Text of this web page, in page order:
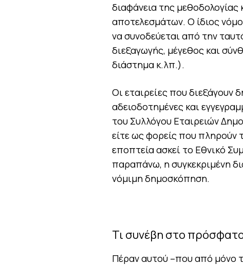
διαφάνεια της
αποτελεσμάτων. Ο ίδιος
να συνοδεύεται από την
διεξαγωγής, μέγεθος και
διάστημα κ.λπ.).
Οι εταιρείες που διεξάγουν
αδειοδοτημένες και
του Συλλόγου Εταιρειών
είτε ως φορείς που πληρούν
εποπτεία ασκεί το Εθνικό
παραπάνω, η συγκεκριμένη
νόμιμη δημοσκόπηση.
Τι συνέβη στο
Πέραν αυτού –που από μόνο